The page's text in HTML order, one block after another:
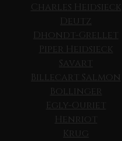
Charles Heidsieck
Deutz
Dhondt-Grellet
Piper Heidsieck
Savart
Billecart Salmon
Bollinger
Egly-Ouriet
Henriot
Krug